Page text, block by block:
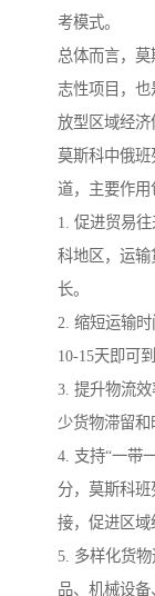
考模式。
总体而言，
志性项目，
放型区域经济
莫斯科中俄
道，主要作用
1. 促进贸易
科地区，运
长。
2. 缩短运输
10-15天即可
3. 提升物流
少货物滞留和
4. 支持“一带
分，莫斯科
接，促进区域
5. 多样化货
品、机械设